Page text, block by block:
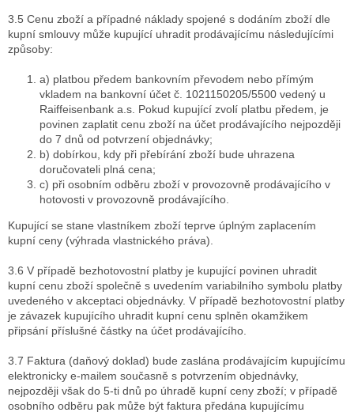
3.5 Cenu zboží a případné náklady spojené s dodáním zboží dle
kupní smlouvy může kupující uhradit prodávajícímu následujícími
způsoby:
a) platbou předem bankovním převodem nebo přímým
vkladem na bankovní účet č. 1021150205/5500 vedený u
Raiffeisenbank a.s. Pokud kupující zvolí platbu předem, je
povinen zaplatit cenu zboží na účet prodávajícího nejpozději
do 7 dnů od potvrzení objednávky;
b) dobírkou, kdy při přebírání zboží bude uhrazena
doručovateli plná cena;
c) při osobním odběru zboží v provozovně prodávajícího v
hotovosti v provozovně prodávajícího.
Kupující se stane vlastníkem zboží teprve úplným zaplacením
kupní ceny (výhrada vlastnického práva).
3.6 V případě bezhotovostní platby je kupující povinen uhradit
kupní cenu zboží společně s uvedením variabilního symbolu platby
uvedeného v akceptaci objednávky. V případě bezhotovostní platby
je závazek kupujícího uhradit kupní cenu splněn okamžikem
připsání příslušné částky na účet prodávajícího.
3.7 Faktura (daňový doklad) bude zaslána prodávajícím kupujícímu
elektronicky e-mailem současně s potvrzením objednávky,
nejpozději však do 5-ti dnů po úhradě kupní ceny zboží; v případě
osobního odběru pak může být faktura předána kupujícímu